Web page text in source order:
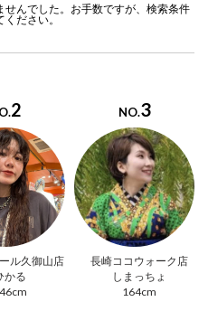
んでした。お手数ですが、検索条件
ださい。
2
ル久御山店
かる
NO.3
長崎ココウォーク店
しまっちょ
164cm